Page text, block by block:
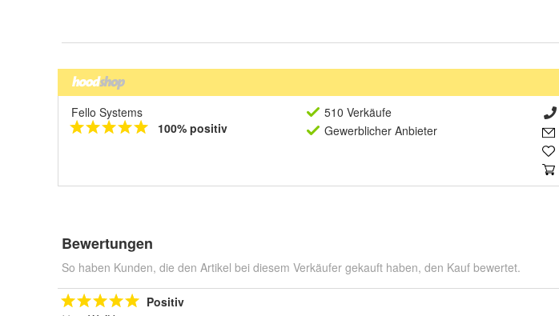
Fello Systems
100% positiv
510 Verkäufe
Gewerblicher Anbieter
Bewertungen
So haben Kunden, die den Artikel bei diesem Verkäufer gekauft haben, den Kauf bewertet.
Positiv